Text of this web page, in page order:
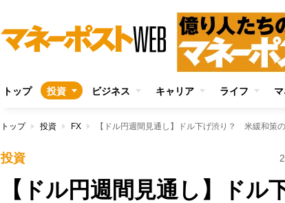
トップ 投資 ビジネス キャリア ライフ
トップ 投資 FX 【ドル円週間見通し】ドル下げ渋り？ 米緩和策
投資
【ドル円週間見通し】ド